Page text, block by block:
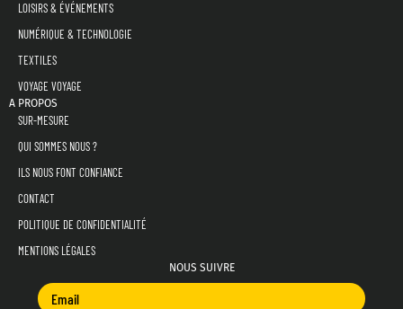
LOISIRS & ÉVÉNEMENTS
NUMÉRIQUE & TECHNOLOGIE
TEXTILES
VOYAGE VOYAGE
A PROPOS
SUR-MESURE
QUI SOMMES NOUS ?
ILS NOUS FONT CONFIANCE
CONTACT
POLITIQUE DE CONFIDENTIALITÉ
MENTIONS LÉGALES
NOUS SUIVRE